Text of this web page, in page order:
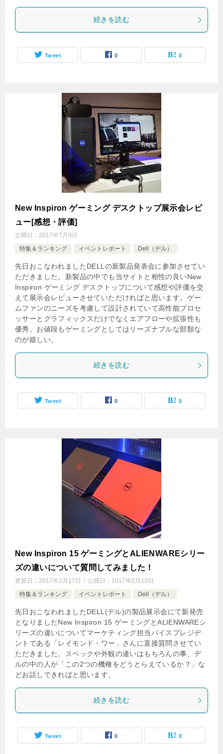
続きを読む
Tweet 0 0
New Inspiron ゲーミング デスクトップ展示会レビ
ュー[感想・評価]
公開日： 2017年7月9日
特集＆ランキング
イベントレポート Dell（デル）
先日おこなわれましたDELLの新製品発表会に参加させてい
ただきました。新製品の中でも当サイトと相性の良いNew
Inspiron ゲーミング デスクトップについて感想や評価を交
えて展示会レビューさせていただければと思います。ゲー
ムファンのニーズを考慮して設計されていて高性能プロセ
ッサーとグラフィックスだけでなくエアフローや拡張性も
優秀。お値段もゲーミングとしてはリーズナブルな部類な
のが嬉しい。
続きを読む
Tweet 0 0
New Inspiron 15 ゲーミングとALIENWAREシリー
ズの違いについて質問してみました！
更新日： 2017年2月17日 公開日： 2017年2月13日
特集＆ランキング
イベントレポート Dell（デル）
先日おこなわれましたDELL(デル)の製品展示会にて新発売
となりましたNew Inspiron 15 ゲーミングとALIENWAREシ
リーズの違いについてマーケティング担当バイスプレジデ
ントである「レイモンド・ワー」さんに直接質問させてい
ただきました。スペックや外観の違いはもちろんの事、デ
ルの中の人が「この2つの機種をどうとらえているか？」な
どお話しできればと思います。
続きを読む
Tweet 0 0